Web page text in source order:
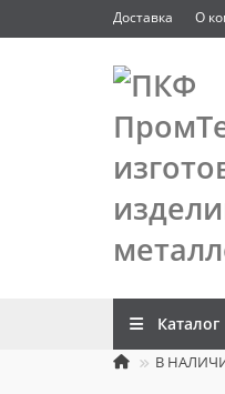
Доставка О
Каталог
В